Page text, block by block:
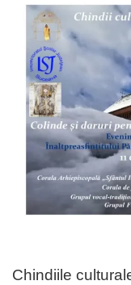
Chindiile